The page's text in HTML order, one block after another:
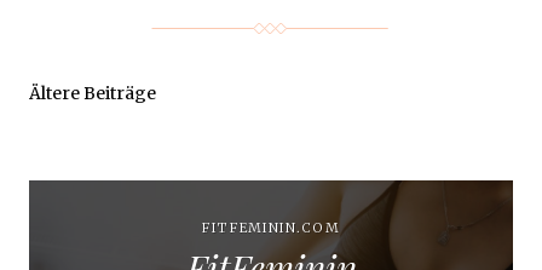
Ältere Beiträge
FITFEMININ.COM